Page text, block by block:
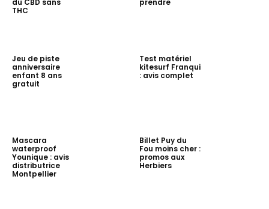
THC
Jeu de piste
anniversaire
enfant 8 ans
gratuit
Test matériel
kitesurf Franqui
: avis complet
Mascara
waterproof
Younique : avis
distributrice
Montpellier
Billet Puy du
Fou moins cher :
promos aux
Herbiers